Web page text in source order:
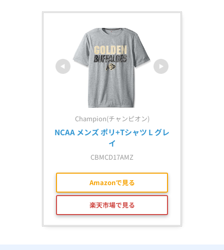
Champion(チャンピオン)
NCAA メンズ ポリ+Tシャツ L グレ
イ
CBMCD17AMZ
Amazonで見る
楽天市場で見る